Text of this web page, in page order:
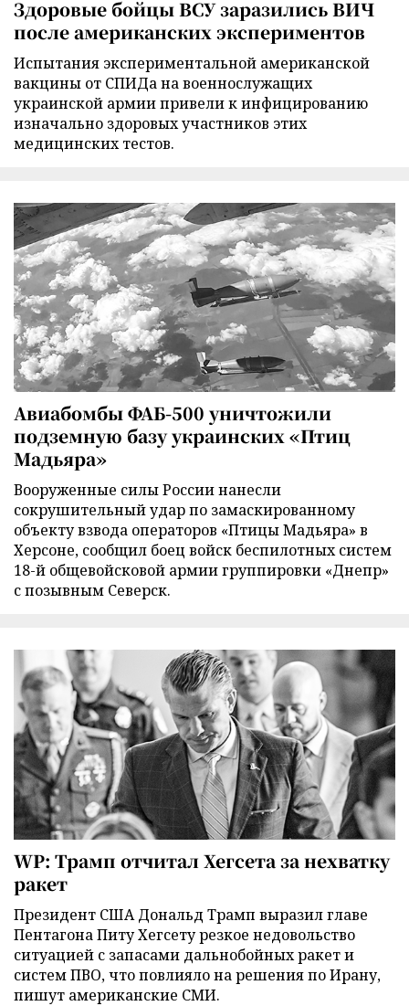
Здоровые бойцы ВСУ заразились ВИЧ
после американских экспериментов
Испытания экспериментальной американской
вакцины от СПИДа на военнослужащих
украинской армии привели к инфицированию
изначально здоровых участников этих
медицинских тестов.
Авиабомбы ФАБ-500 уничтожили
подземную базу украинских «Птиц
Мадьяра»
Вооруженные силы России нанесли
сокрушительный удар по замаскированному
объекту взвода операторов «Птицы Мадьяра» в
Херсоне, сообщил боец войск беспилотных систем
18-й общевойсковой армии группировки «Днепр»
с позывным Северск.
WP: Трамп отчитал Хегсета за нехватку
ракет
Президент США Дональд Трамп выразил главе
Пентагона Питу Хегсету резкое недовольство
ситуацией с запасами дальнобойных ракет и
систем ПВО, что повлияло на решения по Ирану,
пишут американские СМИ.